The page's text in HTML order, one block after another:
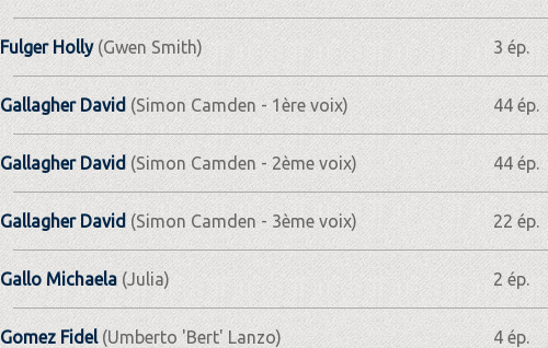
Fulger Holly(Gwen Smith) 3 ép.
Gallagher David(Simon Camden - 1ère voix) 44 ép.
Gallagher David (Simon Camden - 2ème voix) 44 ép.
Gallagher David(Simon Camden - 3ème voix) 22 ép.
Gallo Michaela(Julia) 2 ép.
Gomez Fidel (Umberto 'Bert' Lanzo) 4 ép.